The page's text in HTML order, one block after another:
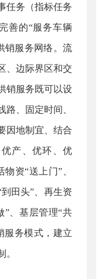
任务（指标任务
善的“服务车辆
销服务网络。流
、边际界区和交
销服务既可以设
路、固定时间、
因地制宜、结合
产、优环、优
资“送上门”、
田头”、再生资
”、基层管理“共
服务模式，建立
。